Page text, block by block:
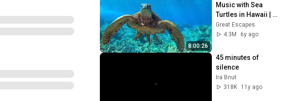
8:00:26
Music with Sea
Turtles in Hawaii |
Great Escapes
Great Escapes
4.3M
6y ago
45 minutes of
silence
Ira Bnut
318K
11y ago